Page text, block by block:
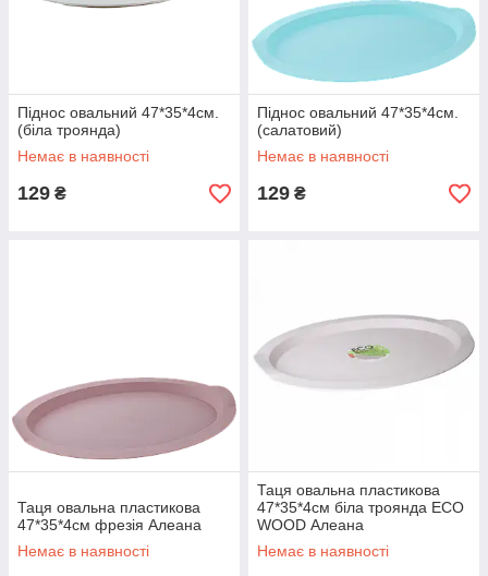
Піднос овальний 47*35*4см.
(біла троянда)
Немає в наявності
129 ₴
Піднос овальний 47*35*4см.
(салатовий)
Немає в наявності
129 ₴
Таця овальна пластикова
47*35*4см фрезія Алеана
Немає в наявності
Таця овальна пластикова
47*35*4см біла троянда ECO
WOOD Алеана
Немає в наявності